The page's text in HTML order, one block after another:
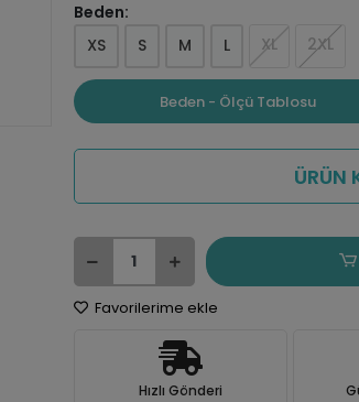
Beden:
XS
S M L XL 2XL
Beden - Ölçü Tablosu
ÜRÜN
Favorilerime ekle
Hızlı Gönderi